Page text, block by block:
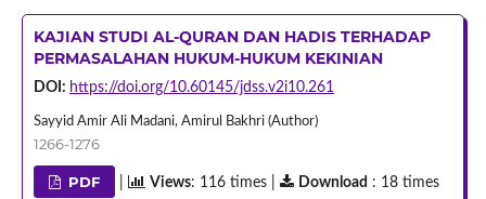
KAJIAN STUDI AL-QURAN DAN HADIS TERHADAP
PERMASALAHAN HUKUM-HUKUM KEKINIAN
DOI: https://doi.org/10.60145/jdss.v2i10.261
Sayyid Amir Ali Madani, Amirul Bakhri (Author)
1266-1276
PDF Views: 116 times | Download : 18 times